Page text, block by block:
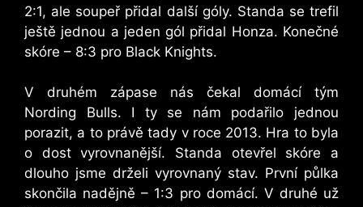
2:1, ale soupeř přidal další góly. Standa se trefil
ještě jednou a jeden gól přidal Honza. Konečné
skóre – 8:3 pro Black Knights.
V druhém zápase nás čekal domácí tým
Nording Bulls. I ty se nám podařilo jednou
porazit, a to právě tady v roce 2013. Hra to byla
o dost vyrovnanější. Standa otevřel skóre a
dlouho jsme drželi vyrovnaný stav. První půlka
skončila nadějně – 1:3 pro domácí. V druhé už